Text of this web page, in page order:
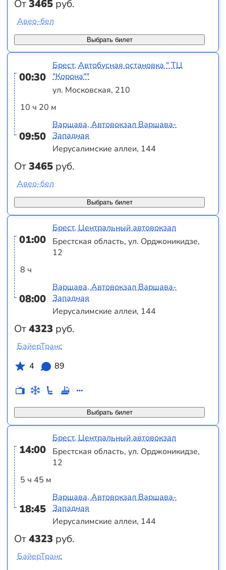
От3465 руб.
Выбрать билет
Авео-бел
00:30
10 ч 20 м
09:50
От3465 руб.
Брест, Автобусная остановка " ТЦ
"Корона""
ул. Московская, 210
Варшава, Автовокзал Варшава-
Западная
Иерусалимские аллеи, 144
Выбрать билет
Авео-бел
01:00
8 ч
08:00
От4323 руб.
Брест, Центральный автовокзал
Брестская область, ул. Орджоникидзе,
12
Варшава, Автовокзал Варшава-
Западная
Иерусалимские аллеи, 144
Выбрать билет
БайерТранс
4
89
14:00
5 ч 45 м
18:45
От4323 руб.
Брест, Центральный автовокзал
Брестская область, ул. Орджоникидзе,
12
Варшава, Автовокзал Варшава-
Западная
Иерусалимские аллеи, 144
БайерТранс